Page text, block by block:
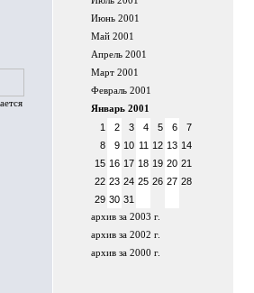
Июнь 2001
Май 2001
Апрель 2001
Март 2001
Февраль 2001
Январь 2001
1 2 3 4 5 6
7
8
9 10 11 12 13 14
15 16 17 18 19 20 21
22 23 24 25 26 27 28
29 30 31
архив за 2003 г.
архив за 2002 г.
архив за 2000 г.